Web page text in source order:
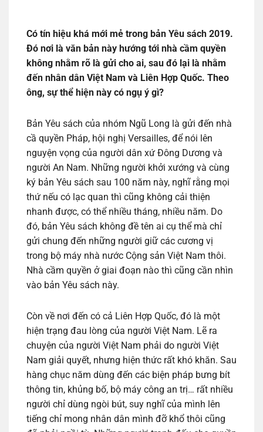
Có tín hiệu khá mới mẻ trong bản Yêu sách 2019.
Đó nơi là văn bản này hướng tới nhà cầm quyền
không nhằm rõ là gửi cho ai, sau đó lại là nhằm
đến nhân dân Việt Nam và Liên Hợp Quốc. Theo
ông, sự thể hiện này có ngụ ý gì?
Bản Yêu sách của nhóm Ngũ Long là gửi đến nhà
cầ quyền Pháp, hội nghị Versailles, để nói lên
nguyện vọng của người dân xứ Đông Dương và
người An Nam. Những người khởi xướng và cùng
ký bản Yêu sách sau 100 năm này, nghĩ rằng mọi
thứ nếu có lạc quan thì cũng không cải thiện
nhanh được, có thể nhiều tháng, nhiều năm. Do
đó, bản Yêu sách không đề tên ai cụ thể mà chỉ
gửi chung đến những người giữ các cương vị
trong bộ máy nhà nước Cộng sản Việt Nam thôi.
Nhà cầm quyền ở giai đoạn nào thì cũng cần nhìn
vào bản Yêu sách này.
Còn về nơi đến có cả Liên Hợp Quốc, đó là một
hiện trạng đau lòng của người Việt Nam. Lẽ ra
chuyện của người Việt Nam phải do người Việt
Nam giải quyết, nhưng hiện thức rất khó khăn. Sau
hàng chục năm dùng đến các biện pháp bưng bít
thông tin, khủng bố, bộ máy công an trị… rất nhiều
người chỉ dùng ngòi bút, suy nghĩ của mình lên
tiếng chỉ mong nhân dân mình đỡ khổ thôi cũng